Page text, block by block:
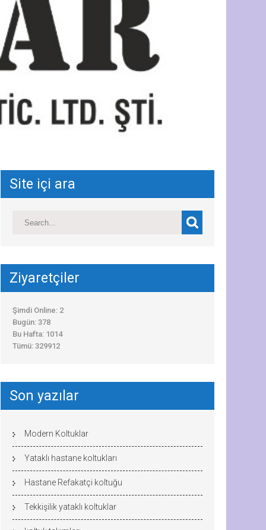
Site içi ara
Ziyaretçiler
Şimdi Online: 2
Bugün: 378
Bu Hafta: 1014
Tümü: 329912
Son yazılar
Modern Koltuklar
Yataklı hastane koltukları
Hastane Refakatçi koltuğu
Tekkişilik yataklı koltuklar